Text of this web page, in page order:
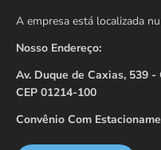
A empresa está localizada
Nosso Endereço:
Av. Duque de Caxias, 539
CEP 01214-100
Convênio Com